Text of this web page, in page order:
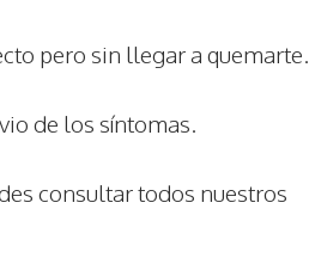
pero sin llegar a quemarte.
de los síntomas.
consultar todos nuestros